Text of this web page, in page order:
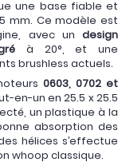
une base fiable et
mm. Ce modèle est
avec un design
à 20°, et une
brushless actuels.
0603, 0702 et
en-un en 25.5 x 25.5
un plastique à la
absorption des
hélices s’effectue
whoop classique.